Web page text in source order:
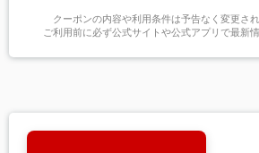
クーポンの内容や利用条件は予告なく変更さ
ご利用前に必ず公式サイトや公式アプリで最新